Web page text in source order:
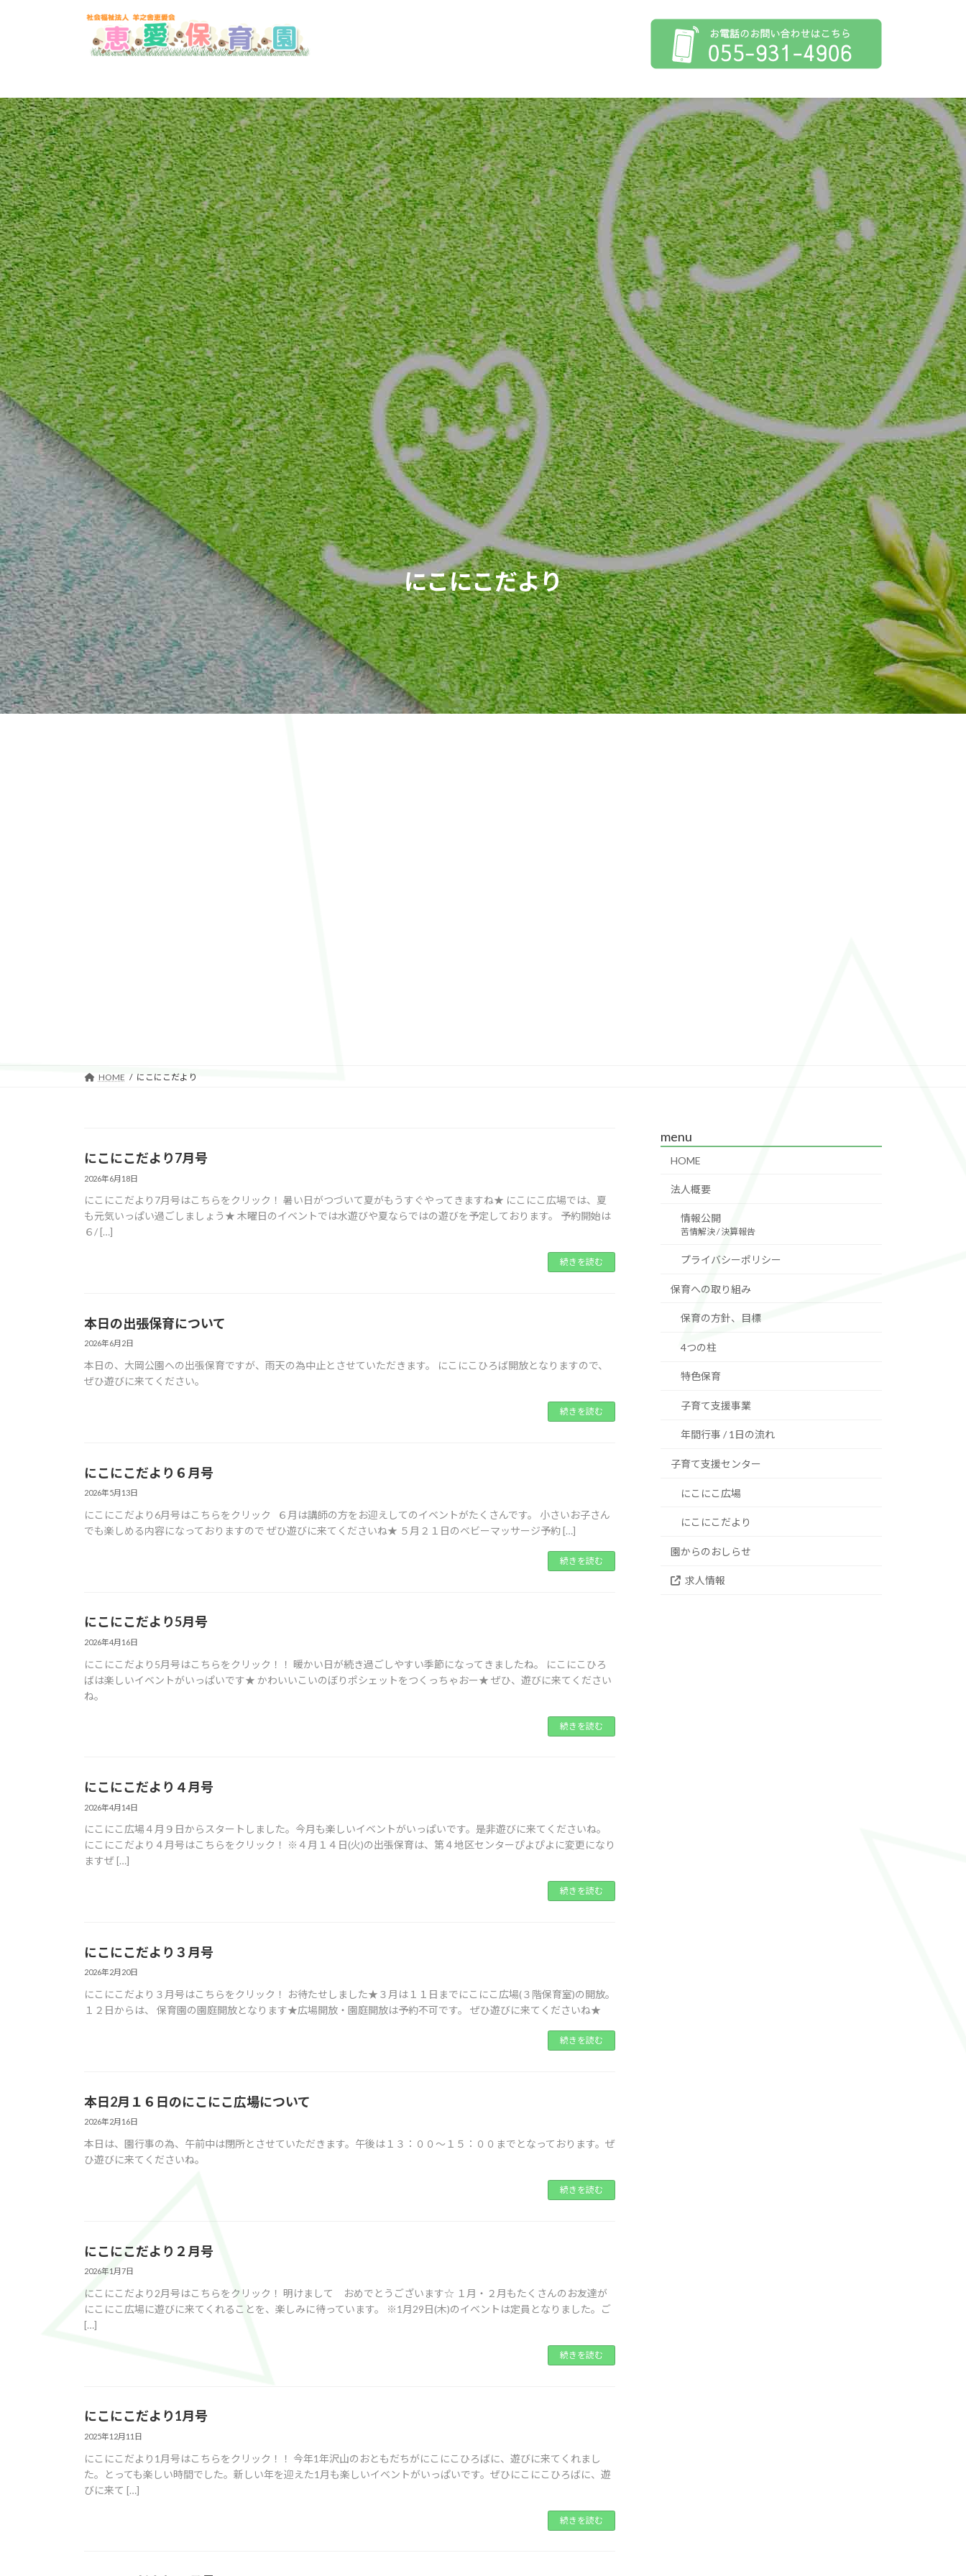
へ
ス
キ
ッ
プ
ョ
ン
に
移
動
にこにこだより
HOME にこにこだより
にこにこだより7月号
2026年6月18日
にこにこだより7月号はこちらをクリック！ 暑い日がつづいて夏がもうすぐやってきますね★ にこにこ広場では、夏
も元気いっぱい過ごしましょう★ 木曜日のイベントでは水遊びや夏ならではの遊びを予定しております。 予約開始は
６/ […]
続きを読む
本日の出張保育について
2026年6月2日
本日の、大岡公園への出張保育ですが、雨天の為中止とさせていただきます。 にこにこひろば開放となりますので、
ぜひ遊びに来てください。
続きを読む
にこにこだより６月号
2026年5月13日
にこにこだより6月号はこちらをクリック ６月は講師の方をお迎えしてのイベントがたくさんです。 小さいお子さん
でも楽しめる内容になっておりますので ぜひ遊びに来てくださいね★ ５月２１日のベビーマッサージ予約 […]
続きを読む
にこにこだより5月号
2026年4月16日
にこにこだより5月号はこちらをクリック！！ 暖かい日が続き過ごしやすい季節になってきましたね。 にこにこひろ
ばは楽しいイベントがいっぱいです★ かわいいこいのぼりポシェットをつくっちゃおー★ ぜひ、遊びに来てください
ね。
続きを読む
にこにこだより４月号
2026年4月14日
にこにこ広場４月９日からスタートしました。今月も楽しいイベントがいっぱいです。是非遊びに来てくださいね。
にこにこだより４月号はこちらをクリック！ ※４月１４日(火)の出張保育は、第４地区センターぴよぴよに変更になり
ますぜ […]
続きを読む
にこにこだより３月号
2026年2月20日
にこにこだより３月号はこちらをクリック！ お待たせしました★３月は１１日までにこにこ広場(３階保育室)の開放。
１２日からは、 保育園の園庭開放となります★広場開放・園庭開放は予約不可です。 ぜひ遊びに来てくださいね★
続きを読む
本日2月１６日のにこにこ広場について
2026年2月16日
本日は、園行事の為、午前中は閉所とさせていただきます。午後は１３：００～１５：００までとなっております。ぜ
ひ遊びに来てくださいね。
続きを読む
にこにこだより２月号
2026年1月7日
にこにこだより2月号はこちらをクリック！ 明けまして おめでとうございます☆ １月・２月もたくさんのお友達が
にこにこ広場に遊びに来てくれることを、楽しみに待っています。 ※1月29日(木)のイベントは定員となりました。ご
[…]
続きを読む
にこにこだより1月号
2025年12月11日
にこにこだより1月号はこちらをクリック！！ 今年1年沢山のおともだちがにこにこひろばに、遊びに来てくれまし
た。とっても楽しい時間でした。新しい年を迎えた1月も楽しいイベントがいっぱいです。ぜひにこにこひろばに、遊
びに来て […]
続きを読む
menu
HOME
法人概要
情報公開
苦情解決 / 決算報告
プライバシーポリシー
保育への取り組み
保育の方針、目標
4つの柱
特色保育
子育て支援事業
年間行事 / 1日の流れ
子育て支援センター
にこにこ広場
にこにこだより
園からのおしらせ
求人情報